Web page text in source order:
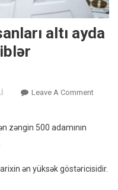
altı ayda
Leave A CommentOn
Ayda
zəngin 500 adamının
ən yüksək göstəricisidir.